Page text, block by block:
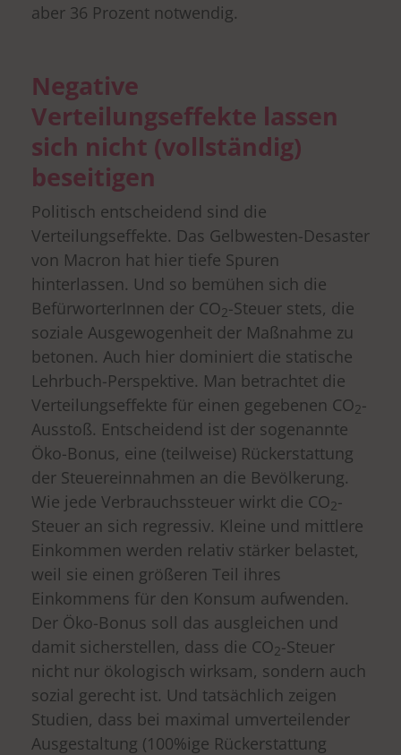
aber 36 Prozent notwendig.
Negative
Verteilungseffekte lassen
sich nicht (vollständig)
beseitigen
Politisch entscheidend sind die
Verteilungseffekte. Das Gelbwesten-Desaster
von Macron hat hier tiefe Spuren
hinterlassen. Und so bemühen sich die
BefürworterInnen der CO2-Steuer stets, die
soziale Ausgewogenheit der Maßnahme zu
betonen. Auch hier dominiert die statische
Lehrbuch-Perspektive. Man betrachtet die
Verteilungseffekte für einen gegebenen CO2-
Ausstoß. Entscheidend ist der sogenannte
Öko-Bonus, eine (teilweise) Rückerstattung
der Steuereinnahmen an die Bevölkerung.
Wie jede Verbrauchssteuer wirkt die CO2-
Steuer an sich regressiv. Kleine und mittlere
Einkommen werden relativ stärker belastet,
weil sie einen größeren Teil ihres
Einkommens für den Konsum aufwenden.
Der Öko-Bonus soll das ausgleichen und
damit sicherstellen, dass die CO2-Steuer
nicht nur ökologisch wirksam, sondern auch
sozial gerecht ist. Und tatsächlich zeigen
Studien, dass bei maximal umverteilender
Ausgestaltung (100%ige Rückerstattung